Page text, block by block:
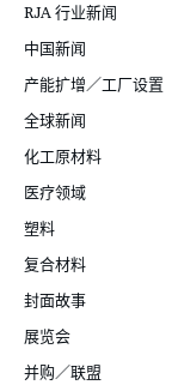
RJA 行业新闻
中国新闻
产能扩增／工厂设置
全球新闻
化工原材料
医疗领域
塑料
复合材料
封面故事
展览会
并购／联盟